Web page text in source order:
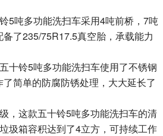
5吨多功能洗扫车采用4吨前桥，7吨
了235/75R17.5真空胎，承载能力
十铃5吨多功能洗扫车使用了不锈钢
简单的防腐防锈处理，大大延长了
，这款五十铃5吨多功能洗扫车的清
圾箱容积达到了4立方，可持续工作